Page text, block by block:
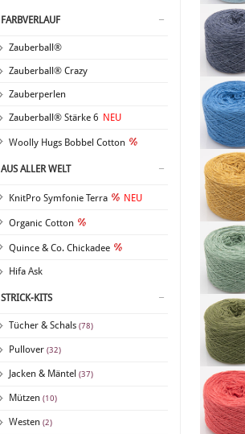
FARBVERLAUF
Zauberball®
Zauberball® Crazy
Zauberperlen
Zauberball® Stärke 6 NEU
Woolly Hugs Bobbel Cotton
AUS ALLER WELT
KnitPro Symfonie Terra NEU
Organic Cotton
Quince & Co. Chickadee
Hifa Ask
STRICK-KITS
Tücher & Schals (78)
Pullover (32)
Jacken & Mäntel (37)
Mützen (10)
Westen (2)